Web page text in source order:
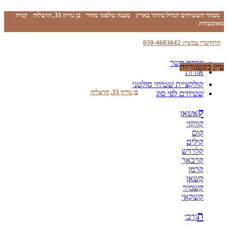
מבחר השטיחים הגדול ביותר בארץ מענה טלפוני מהיר בן גוריון 35, הרצליה
קנייה
מאובטחת
התקשרו עכשיו: 050-4683642
יצירת קשר
אודות
בן גוריון 35, הרצליה
עיין בקטגוריות
קולקציית שטיחי סולטני
שטיחים לפי סוג
קאשאן
קווקזי
קום
קילים
קלרדש
קרבאך
קרמן
קשאן
קשמיר
קשקאי
תורכי